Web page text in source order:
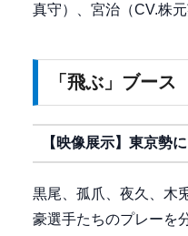
真守）、宮治（CV.株元
「飛ぶ」ブース
【映像展示】東京勢
黒尾、孤爪、夜久、木
豪選手たちのプレーを